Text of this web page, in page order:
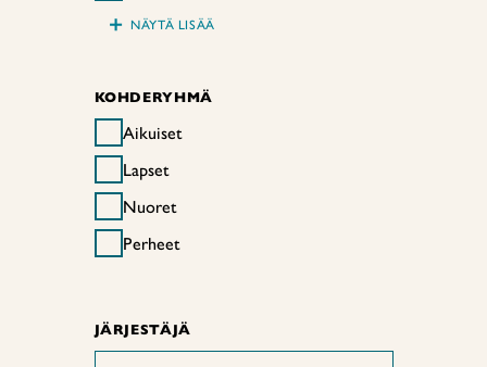
+ NÄYTÄ LISÄÄ
KOHDERYHMÄ
Aikuiset
Lapset
Nuoret
Perheet
JÄRJESTÄJÄ